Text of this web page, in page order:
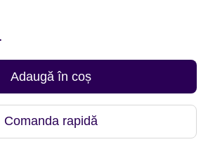
Adaugă în coș
Comanda rapidă